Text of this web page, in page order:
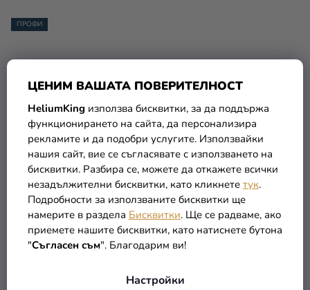
ЦЕНИМ ВАШАТА ПОВЕРИТЕЛНОСТ
HeliumKing използва бисквитки, за да поддържа
функционирането на сайта, да персонализира
рекламите и да подобри услугите. Използвайки
нашия сайт, вие се съгласявате с използването на
бисквитки. Разбира се, можете да откажете всички
незадължителни бисквитки, като кликнете тук.
Подробности за използваните бисквитки ще
намерите в раздела Бисквитки. Ще се радваме, ако
приемете нашите бисквитки, като натиснете бутона
"Съгласен съм". Благодарим ви!
Настройки
ПРОФИ
Луксозен костюм на
талисман - маймуна
202,90 €
299 € (–32 %)
Мъжка носия - Свети
Йосиф
35,90 €